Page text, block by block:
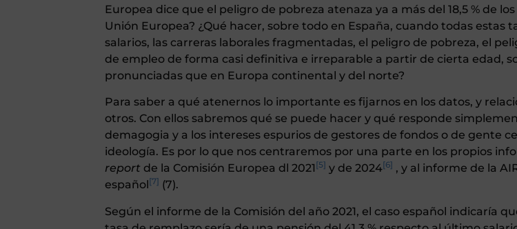
Europea dice que el peligro de pobreza atenaza ya a más del 18,5 % de
Unión Europea? ¿Qué hacer, sobre todo en España, cuando todas estas
salarios, las carreras laborales fragmentadas, el peligro de pobreza, el
de empleo de forma casi definitiva e irreparable a partir de cierta edad,
pronunciadas que en Europa continental y del norte?
Para saber a qué atenernos lo importante es fijarnos en los datos, y
otros. Con ellos sabremos qué se puede hacer y qué responde
demagogia y a los intereses espurios de gestores de fondos o de gente
ideología. Es por lo que nos centraremos por una parte en los propios
report de la Comisión Europea dl 2021 [5] y de 2024[6] , y al informe de la
español [7] (7).
Según el informe de la Comisión del año 2021, el caso español indicaría